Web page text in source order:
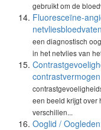
gebruikt om de
Fluoresceïne-
een diagnostisch
in het netvlies van
een beeld krijgt over
verschillen...
Ooglid /